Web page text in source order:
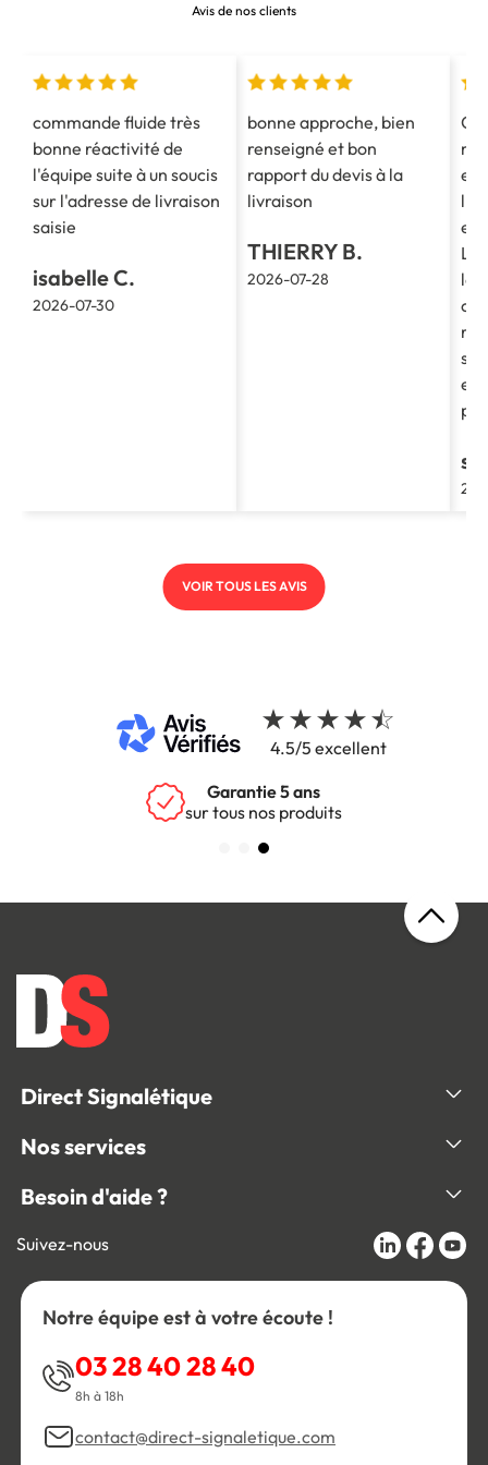
Avis de nos clients
commande fluide très
bonne réactivité de
l'équipe suite à un soucis
sur l'adresse de livraison
saisie
isabelle C.
2026-07-30
bonne approche, bien
renseigné et bon
rapport du devis à la
livraison
THIERRY B.
2026-07-28
est
et
La
le
et
VOIR TOUS LES AVIS
4.5/5 excellent
Garantie 5 ans
sur tous nos produits
Direct Signalétique
Nos services
Besoin d'aide ?
Suivez-nous
Notre équipe est à votre écoute !
03 28 40 28 40
8h à 18h
contact@direct-signaletique.com